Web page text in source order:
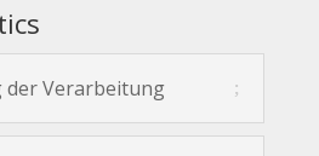
der Verarbeitung